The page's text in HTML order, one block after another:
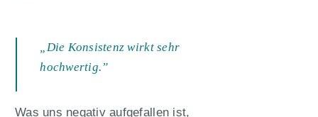
„Die Konsistenz wirkt sehr
hochwertig.”
Was uns negativ aufgefallen ist,